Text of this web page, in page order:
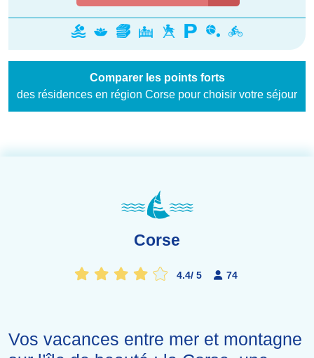
Comparer les points forts
des résidences en région Corse pour choisir votre séjour
Corse
4.4/ 5 74
Vos vacances entre mer et montagne